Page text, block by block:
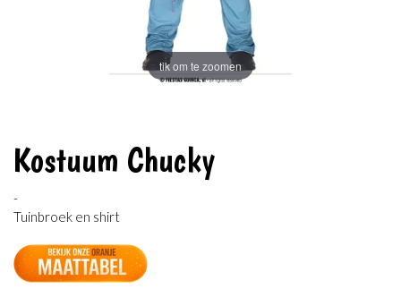
tik om te zoomen
Kostuum Chucky
-
Tuinbroek en shirt